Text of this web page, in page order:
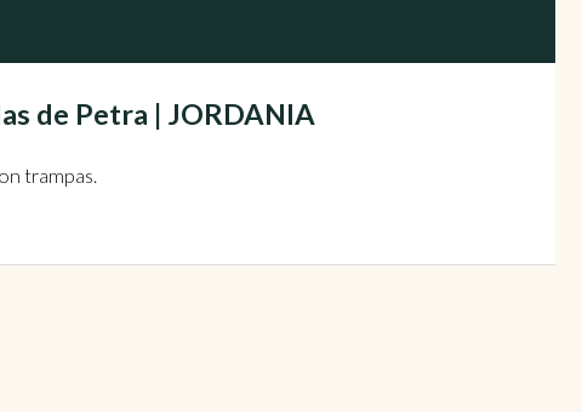
de Petra | JORDANIA
trampas.